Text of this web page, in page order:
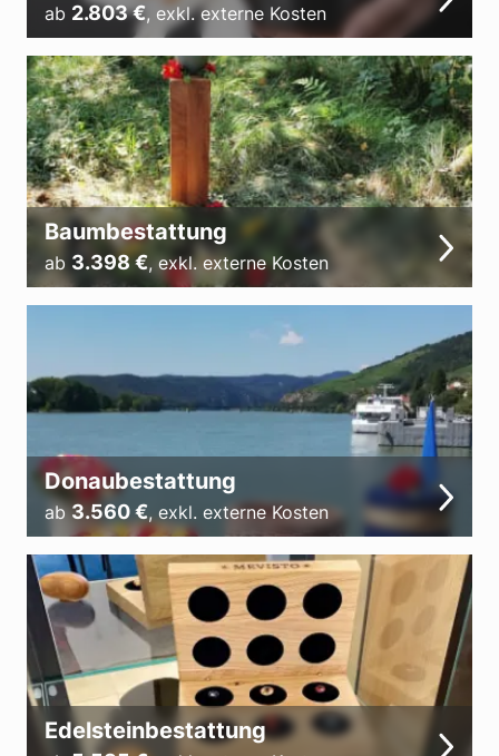
ab 2.803€, exkl. externe Kosten
Baumbestattung
ab 3.398€, exkl. externe Kosten
Donaubestattung
ab3.560€, exkl. externe Kosten
Edelsteinbestattung